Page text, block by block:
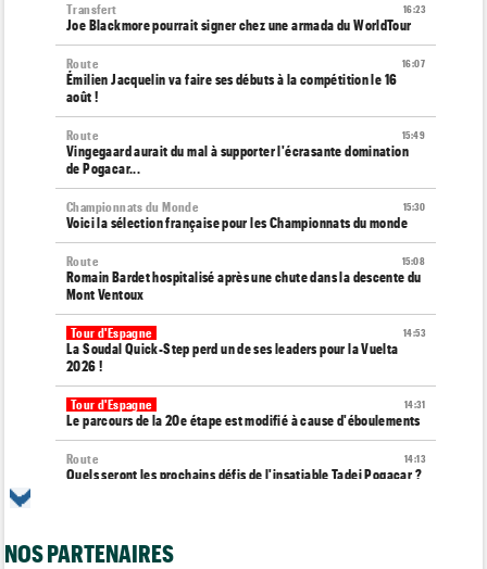
16:23
Transfert
Joe Blackmore pourrait signer chez une armada du WorldTour
16:07
Route
Émilien Jacquelin va faire ses débuts à la compétition le 16
août !
15:49
Route
Vingegaard aurait du mal à supporter l'écrasante domination
de Pogacar...
15:30
Championnats du Monde
Voici la sélection française pour les Championnats du monde
15:08
Route
Romain Bardet hospitalisé après une chute dans la descente du
Mont Ventoux
14:53
Tour d'Espagne
La Soudal Quick-Step perd un de ses leaders pour la Vuelta
2026 !
14:31
Tour d'Espagne
Le parcours de la 20e étape est modifié à cause d'éboulements
14:13
Route
Quels seront les prochains défis de l'insatiable Tadej Pogacar ?
NOS PARTENAIRES